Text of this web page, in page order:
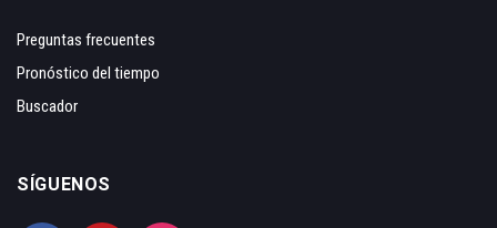
Preguntas frecuentes
Pronóstico del tiempo
Buscador
SÍGUENOS